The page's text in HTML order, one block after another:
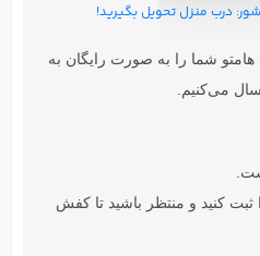
درب منزل تحویل بگیرید!
شما را به صورت رایگان به
می‌کنیم.
کنید و منتظر باشید تا کفش